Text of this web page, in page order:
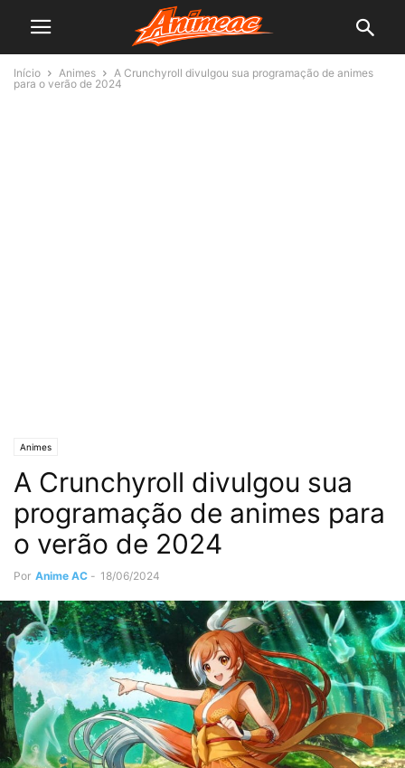
Início Animes
A Crunchyroll divulgou sua programação de animes
para o verão de 2024
Animes
A Crunchyroll divulgou sua
programação de animes para
o verão de 2024
Por Anime AC - 18/06/2024